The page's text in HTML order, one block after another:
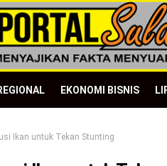
EKONOMI BISNIS
Ikan untuk Tekan Stunting